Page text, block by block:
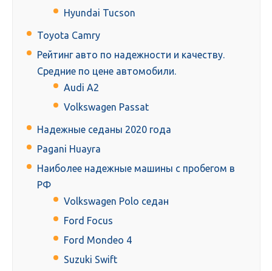
Hyundai Tucson
Toyota Camry
Рейтинг авто по надежности и качеству.
Средние по цене автомобили.
Audi A2
Volkswagen Passat
Надежные седаны 2020 года
Pagani Huayra
Наиболее надежные машины с пробегом в
РФ
Volkswagen Polo седан
Ford Focus
Ford Mondeo 4
Suzuki Swift